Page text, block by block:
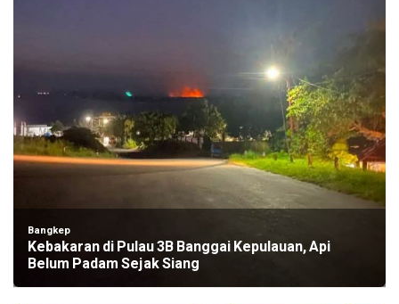
Bangkep
Kebakaran di Pulau 3B Banggai Kepulauan, Api
Belum Padam Sejak Siang